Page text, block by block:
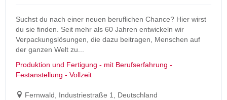
Suchst du nach einer neuen beruflichen Chance? Hier wirst
du sie finden. Seit mehr als 60 Jahren entwickeln wir
Verpackungslösungen, die dazu beitragen, Menschen auf
der ganzen Welt zu...
Produktion und Fertigung - mit Berufserfahrung -
Festanstellung - Vollzeit
Fernwald, Industriestraße 1, Deutschland